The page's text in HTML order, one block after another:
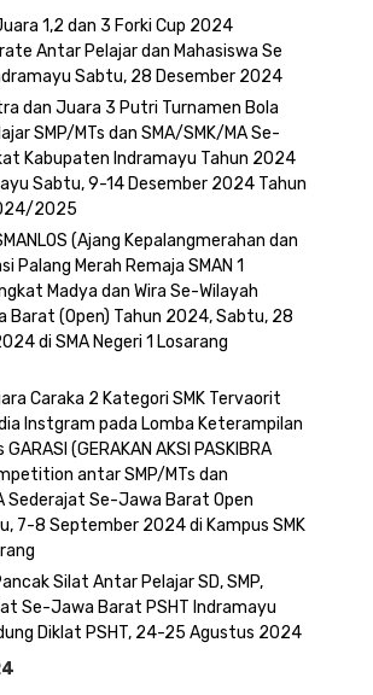
1,2 dan 3 Forki Cup 2024
Antar Pelajar dan Mahasiswa Se
Sabtu, 28 Desember 2024
dan Juara 3 Putri Turnamen Bola
SMP/MTs dan SMA/SMK/MA Se-
Kabupaten Indramayu Tahun 2024
Sabtu, 9-14 Desember 2024 Tahun
2025
(Ajang Kepalangmerahan dan
Palang Merah Remaja SMAN 1
Madya dan Wira Se-Wilayah
Barat (Open) Tahun 2024, Sabtu, 28
di SMA Negeri 1 Losarang
Caraka 2 Kategori SMK Tervaorit
Instgram pada Lomba Keterampilan
(GERAKAN AKSI PASKIBRA
antar SMP/MTs dan
Sederajat Se-Jawa Barat Open
7-8 September 2024 di Kampus SMK
Silat Antar Pelajar SD, SMP,
Se-Jawa Barat PSHT Indramayu
Diklat PSHT, 24-25 Agustus 2024